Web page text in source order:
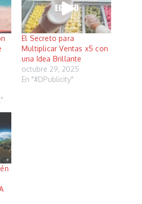
El Secreto para
Multiplicar Ventas x5 con
una Idea Brillante
octubre 29, 2025
En "#DPublicity"